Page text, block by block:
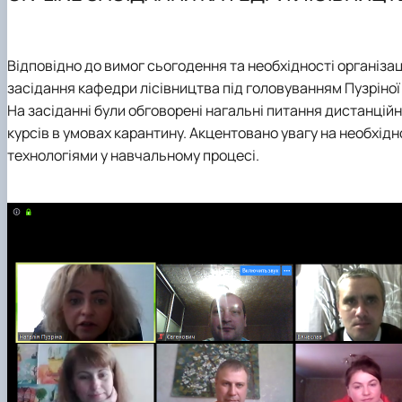
Склад кафедри
Виробничі практики
Публікації
Партнери
Відповідно до вимог сьогодення та необхідності
засідання кафедри лісівництва під головуванням
На засіданні були обговорені нагальні питання
курсів в умовах карантину. Акцентовано увагу на
технологіями у навчальному процесі.